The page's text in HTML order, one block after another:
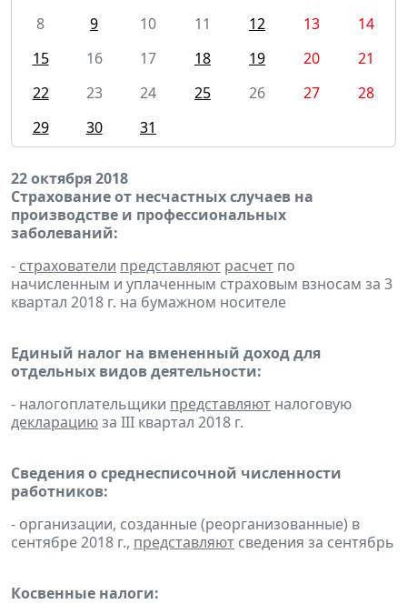
8
9 10 11 12 13
14
15
16 17 18 19 20
21
22
23 24 25 26 27
28
29
30 31
22 октября 2018
Страхование от несчастных случаев на
производстве и профессиональных
заболеваний:
- страхователи представляют расчет по
начисленным и уплаченным страховым взносам за 3
квартал 2018 г. на бумажном носителе
Единый налог на вмененный доход для
отдельных видов деятельности:
- налогоплательщики представляют налоговую
декларациюза III квартал 2018 г.
Сведения о среднесписочной численности
работников:
- организации, созданные (реорганизованные) в
сентябре 2018 г., представляют сведения за сентябрь
Косвенные налоги: